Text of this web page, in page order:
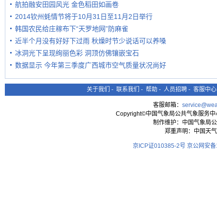
航拍融安田园风光 金色稻田如画卷
2014钦州蚝情节将于10月31日至11月2日举行
韩国农民给庄稼布下“天罗地网”防麻雀
近半个月没有好好下过雨 秋燥时节少说话可以养嗓
冰洞光下呈现绚丽色彩 洞顶仿佛镶嵌宝石
数据显示 今年第三季度广西城市空气质量状况尚好
关于我们 - 联系我们 - 帮助 - 人员招聘 - 客服中心
客服邮箱：
Copyright©中国气象局公共气象服务
制作维护：中国气象局
郑重声明：中国天
京ICP证010385-2号 京公网安